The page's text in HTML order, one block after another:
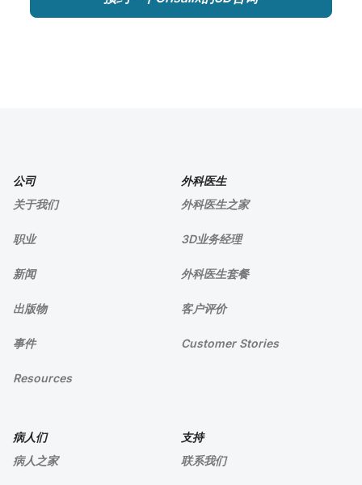
公司
关于我们
职业
新闻
出版物
事件
Resources
外科医生
外科医生之家
3D业务经理
外科医生套餐
客户评价
Customer Stories
病人们
病人之家
支持
联系我们